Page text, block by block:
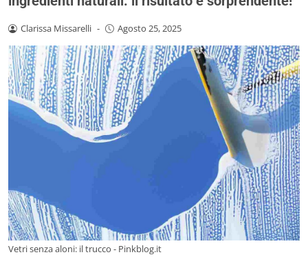
Clarissa Missarelli - Agosto 25, 2025
Vetri senza aloni: il trucco - Pinkblog.it